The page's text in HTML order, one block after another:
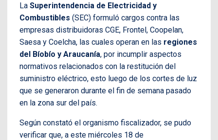
La Superintendencia de Electricidad y
Combustibles (SEC) formuló cargos contra las
empresas distribuidoras CGE, Frontel, Coopelan,
Saesa y Coelcha, las cuales operan en las regiones
del Bíobío y Araucanía, por incumplir aspectos
normativos relacionados con la restitución del
suministro eléctrico, esto luego de los cortes de luz
que se generaron durante el fin de semana pasado
en la zona sur del país.
Según constató el organismo fiscalizador, se pudo
verificar que, a este miércoles 18 de